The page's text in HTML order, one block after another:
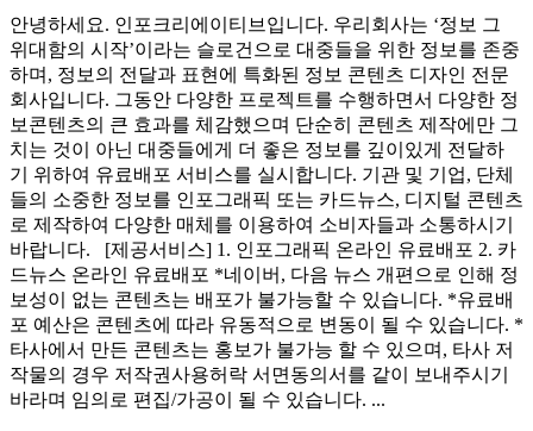
안녕하세요. 인포크리에이티브입니다. 우리회사는 ‘정보 그
위대함의 시작’이라는 슬로건으로 대중들을 위한 정보를 존중
하며, 정보의 전달과 표현에 특화된 정보 콘텐츠 디자인 전문
회사입니다. 그동안 다양한 프로젝트를 수행하면서 다양한 정
보콘텐츠의 큰 효과를 체감했으며 단순히 콘텐츠 제작에만 그
치는 것이 아닌 대중들에게 더 좋은 정보를 깊이있게 전달하
기 위하여 유료배포 서비스를 실시합니다. 기관 및 기업, 단체
들의 소중한 정보를 인포그래픽 또는 카드뉴스, 디지털 콘텐츠
로 제작하여 다양한 매체를 이용하여 소비자들과 소통하시기
바랍니다. [제공서비스] 1. 인포그래픽 온라인 유료배포 2. 카
드뉴스 온라인 유료배포 *네이버, 다음 뉴스 개편으로 인해 정
보성이 없는 콘텐츠는 배포가 불가능할 수 있습니다. *유료배
포 예산은 콘텐츠에 따라 유동적으로 변동이 될 수 있습니다. *
타사에서 만든 콘텐츠는 홍보가 불가능 할 수 있으며, 타사 저
작물의 경우 저작권사용허락 서면동의서를 같이 보내주시기
바라며 임의로 편집/가공이 될 수 있습니다. ...